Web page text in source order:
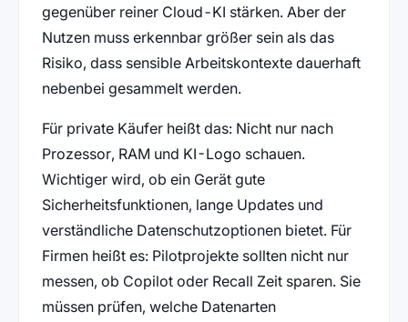
gegenüber reiner Cloud-KI stärken. Aber der
Nutzen muss erkennbar größer sein als das
Risiko, dass sensible Arbeitskontexte dauerhaft
nebenbei gesammelt werden.
Für private Käufer heißt das: Nicht nur nach
Prozessor, RAM und KI-Logo schauen.
Wichtiger wird, ob ein Gerät gute
Sicherheitsfunktionen, lange Updates und
verständliche Datenschutzoptionen bietet. Für
Firmen heißt es: Pilotprojekte sollten nicht nur
messen, ob Copilot oder Recall Zeit sparen. Sie
müssen prüfen, welche Datenarten